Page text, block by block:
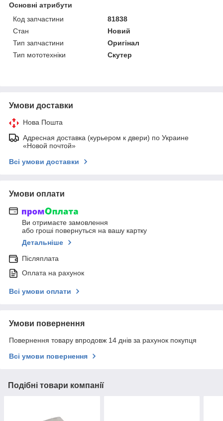
Основні атрибути
Код запчастини
81838
Стан
Новий
Тип запчастини
Оригінал
Тип мототехніки
Скутер
Умови доставки
Нова Пошта
Адресная доставка (курьером к двери) по Украине
«Новой почтой»
Всі умови доставки
Умови оплати
Ви отримаєте замовлення
або гроші повернуться на вашу картку
Детальніше
Післяплата
Оплата на рахунок
Всі умови оплати
Умови повернення
Повернення товару впродовж 14 днів за рахунок покупця
Всі умови повернення
Подібні товари компанії